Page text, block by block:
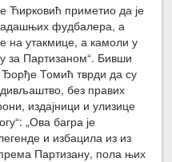
приметио да је
фудбалера, а
на утакмице, а камоли у
за Партизаном“. Бивши
Ђорђе Томић тврди да су
без правих
издајници и улизице
„Ова багра је
и избацила из из
Партизану, пола њих